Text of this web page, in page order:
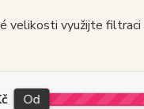
velikosti využijte
Od